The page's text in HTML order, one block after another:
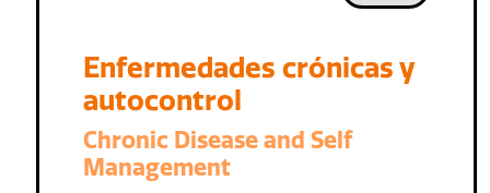
Enfermedades crónicas y
autocontrol
Chronic Disease and Self
Management